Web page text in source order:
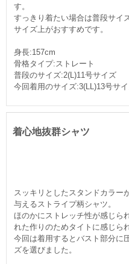
す。
すっきり着たい場合は普段サイ
サイズ上がおすすめです。
身長:157cm
骨格タイプ:ストレート
普段のサイズ:2(L)11号サイズ
今回着用のサイズ:3(LL)13号サ
着心地抜群シャツ
スッキリとしたスタンドカラー
与えるストライプ柄シャツ。
ほのかにストレッチ性が感じら
れた作りのためタイトに感じら
今回は着用するとバスト部分に
ズを選びました。